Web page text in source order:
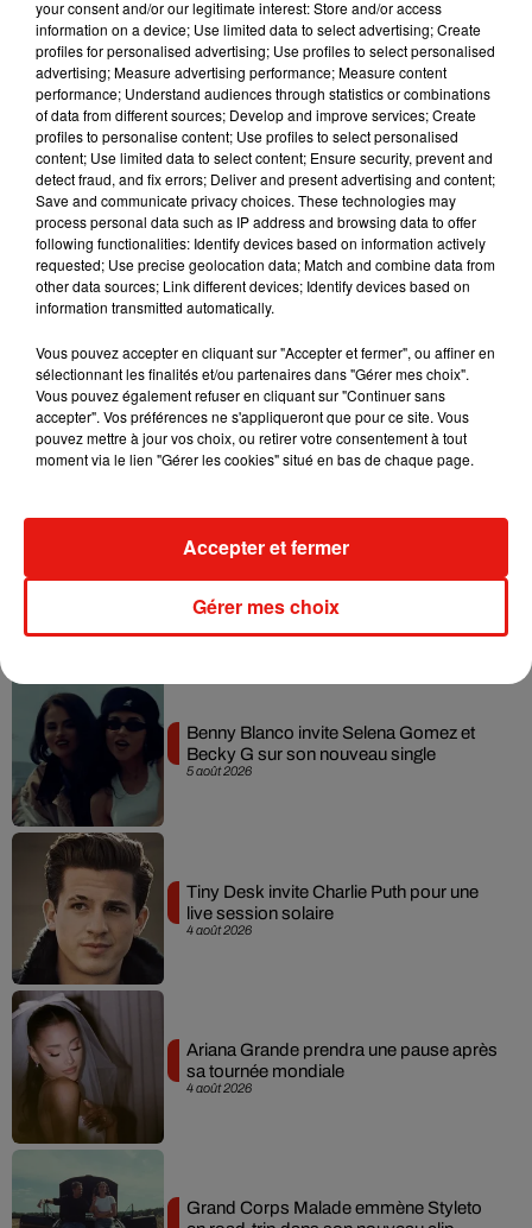
5 août 2026
Benny Blanco invite Selena Gomez et
Becky G sur son nouveau single
4 août 2026
Tiny Desk invite Charlie Puth pour une
live session solaire
4 août 2026
Ariana Grande prendra une pause après
sa tournée mondiale
Grand Corps Malade emmène Styleto
your consent and/or our legitimate interest: Store and/or access
information on a device; Use limited data to select advertising; Create
profiles for personalised advertising; Use profiles to select personalised
advertising; Measure advertising performance; Measure content
performance; Understand audiences through statistics or combinations
of data from different sources; Develop and improve services; Create
profiles to personalise content; Use profiles to select personalised
content; Use limited data to select content; Ensure security, prevent and
detect fraud, and fix errors; Deliver and present advertising and content;
Save and communicate privacy choices. These technologies may
process personal data such as IP address and browsing data to offer
following functionalities: Identify devices based on information actively
requested; Use precise geolocation data; Match and combine data from
other data sources; Link different devices; Identify devices based on
information transmitted automatically.
Vous pouvez accepter en cliquant sur "Accepter et fermer", ou affiner en
sélectionnant les finalités et/ou partenaires dans "Gérer mes choix".
Vous pouvez également refuser en cliquant sur "Continuer sans
accepter". Vos préférences ne s'appliqueront que pour ce site. Vous
pouvez mettre à jour vos choix, ou retirer votre consentement à tout
moment via le lien "Gérer les cookies" situé en bas de chaque page.
Gérer mes choix
Accepter et fermer